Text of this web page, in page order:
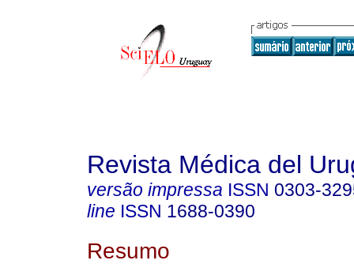
Revista Médica del
versão impressa ISSN 0303-
line ISSN 1688-0390
Resumo